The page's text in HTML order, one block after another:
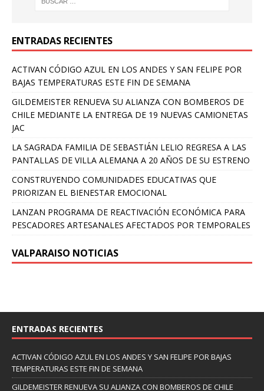
ENTRADAS RECIENTES
ACTIVAN CÓDIGO AZUL EN LOS ANDES Y SAN FELIPE POR
BAJAS TEMPERATURAS ESTE FIN DE SEMANA
GILDEMEISTER RENUEVA SU ALIANZA CON BOMBEROS DE
CHILE MEDIANTE LA ENTREGA DE 19 NUEVAS CAMIONETAS
JAC
LA SAGRADA FAMILIA DE SEBASTIÁN LELIO REGRESA A LAS
PANTALLAS DE VILLA ALEMANA A 20 AÑOS DE SU ESTRENO
CONSTRUYENDO COMUNIDADES EDUCATIVAS QUE
PRIORIZAN EL BIENESTAR EMOCIONAL
LANZAN PROGRAMA DE REACTIVACIÓN ECONÓMICA PARA
PESCADORES ARTESANALES AFECTADOS POR TEMPORALES
VALPARAISO NOTICIAS
ENTRADAS RECIENTES
ACTIVAN CÓDIGO AZUL EN LOS ANDES Y SAN FELIPE POR BAJAS
TEMPERATURAS ESTE FIN DE SEMANA
GILDEMEISTER RENUEVA SU ALIANZA CON BOMBEROS DE CHILE